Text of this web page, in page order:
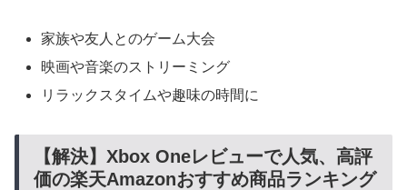
家族や友人とのゲーム大会
映画や音楽のストリーミング
リラックスタイムや趣味の時間に
【解決】Xbox Oneレビューで人気、高評
価の楽天Amazonおすすめ商品ランキング